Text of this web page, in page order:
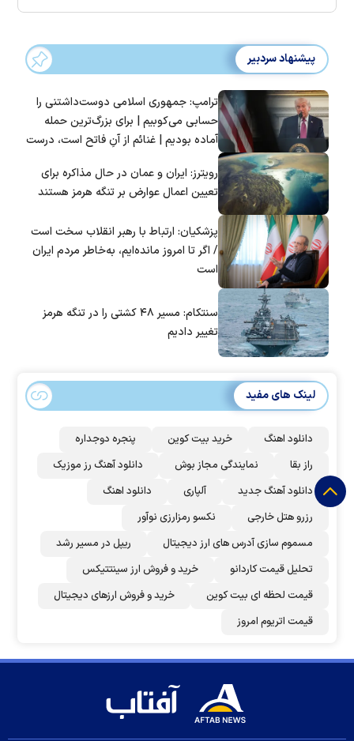
پیشنهاد سردبیر
ترامپ: جمهوری اسلامی دوست‌داشتنی را
حسابی می‌کوبیم | برای بزرگ‌ترین حمله
آماده بودیم | غنائم از آنِ فاتح است، درست
رویترز: ایران و عمان در حال مذاکره برای
تعیین اعمال عوارض بر تنگه هرمز هستند
پزشکیان: ارتباط با رهبر انقلاب سخت است
/ اگر تا امروز مانده‌ایم، به‌خاطر مردم ایران
است
سنتکام: مسیر ۴۸ کشتی را در تنگه هرمز
تغییر دادیم
لینک های مفید
دانلود اهنگ خرید بیت کوین
پنجره دوجداره
راز بقا
نمایندگی مجاز بوش
دانلود آهنگ رز‌ موزیک
دانلود آهنگ جدید
آلپاری
دانلود اهنگ
رزرو هتل خارجی
نکسو رمزارزی نوآور
مسموم سازی آدرس های ارز دیجیتال
ریپل در مسیر رشد
تحلیل قیمت کاردانو
خرید و فروش ارز سینتتیکس
قیمت لحظه ای بیت کوین
خرید و فروش ارزهای دیجیتال
قیمت اتریوم امروز